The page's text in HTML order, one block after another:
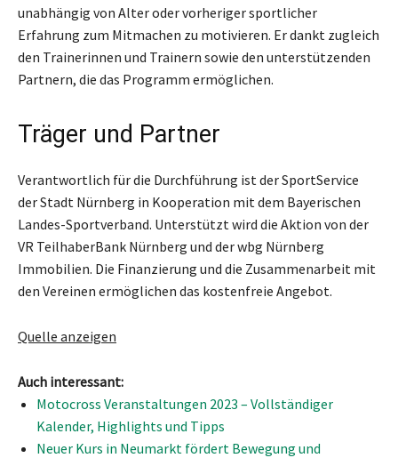
unabhängig von Alter oder vorheriger sportlicher
Erfahrung zum Mitmachen zu motivieren. Er dankt zugleich
den Trainerinnen und Trainern sowie den unterstützenden
Partnern, die das Programm ermöglichen.
Träger und Partner
Verantwortlich für die Durchführung ist der SportService
der Stadt Nürnberg in Kooperation mit dem Bayerischen
Landes-Sportverband. Unterstützt wird die Aktion von der
VR TeilhaberBank Nürnberg und der wbg Nürnberg
Immobilien. Die Finanzierung und die Zusammenarbeit mit
den Vereinen ermöglichen das kostenfreie Angebot.
Quelle anzeigen
Auch interessant:
Motocross Veranstaltungen 2023 – Vollständiger
Kalender, Highlights und Tipps
Neuer Kurs in Neumarkt fördert Bewegung und